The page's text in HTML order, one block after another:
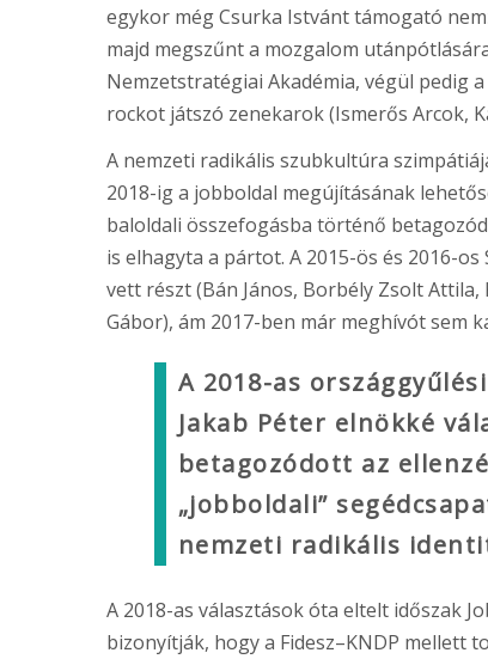
egykor még Csurka Istvánt támogató
majd megszűnt a mozgalom
Nemzetstratégiai Akadémia, végül pedig a
rockot játszó zenekarok (Ismerős Arcok,
A nemzeti radikális szubkultúra
2018-ig a jobboldal megújításának
baloldali összefogásba történő
is elhagyta a pártot. A 2015-ös és 2016-
vett részt (Bán János, Borbély Zsolt Attila,
Gábor), ám 2017-ben már meghívót sem
A 2018-as
Jakab Péter elnökké
betagozódott az
„jobboldali”
nemzeti radikális
A 2018-as választások óta eltelt időszak
bizonyítják, hogy a Fidesz–KNDP mellett